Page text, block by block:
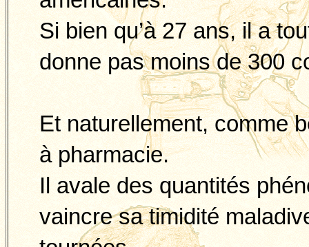
Si bien qu’à 27 ans, il a
donne pas moins de 300
Et naturellement, comme
à pharmacie.
Il avale des quantités
vaincre sa timidité